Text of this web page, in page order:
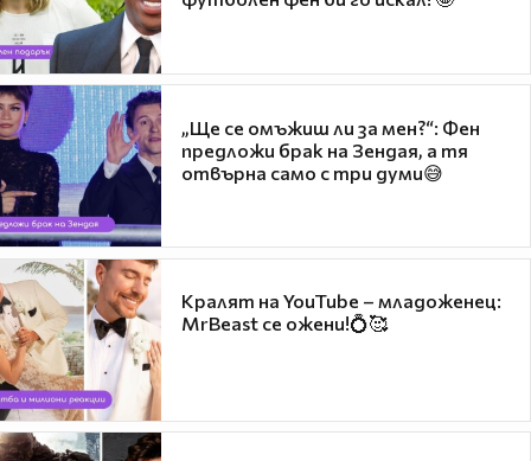
„Ще се омъжиш ли за мен?“: Фен
предложи брак на Зендая, а тя
отвърна само с три думи😅
Кралят на YouTube – младоженец:
MrBeast се ожени!💍🥰